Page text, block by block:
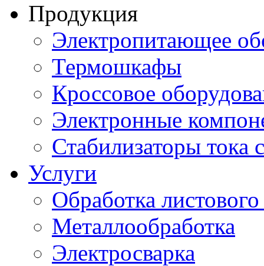
Продукция
Электропитающее
Термошкафы
Кроссовое
Электронные
Стабилизаторы тока
Услуги
Обработка
Металлообработка
Электросварка